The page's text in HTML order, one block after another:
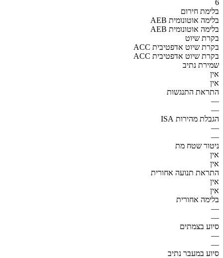
6
בלימת חירום
AEB בלימה אוטונומית
AEB בלימה אוטונומית
בקרת שיוט
ACC בקרת שיוט אדפטיבית
ACC בקרת שיוט אדפטיבית
שמירת נתיב
אין
אין
התראת התנגשות
—
—
הגבלת מהירות ISA
—
—
ניטור שטח מת
אין
אין
התראת תנועה אחורית
אין
אין
בלימה אחורית
—
—
סיוע בצמתים
—
—
סיוע במעבר נתיב